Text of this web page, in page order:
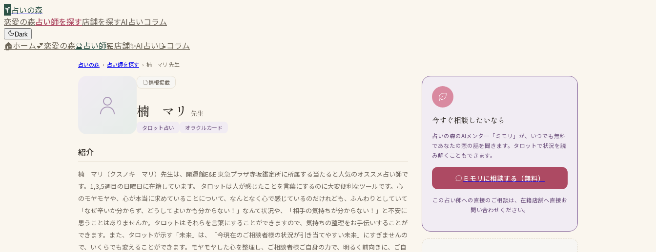
占いの森
恋愛の森占い師を探す店舗を探すAI占いコラム
Dark
🏠ホーム💕恋愛の森🔮占い師🏪店舗✨AI占い📝コラム
占いの森 › 占い師を探す › 楠 マリ 先生
情報掲載
楠 マリ 先生
タロット占い オラクルカード
紹介
楠 マリ（クスノキ マリ）先生は、開運館E&E 東急プラザ赤坂鑑定所に所属する当たると人気のオススメ占い師で
す。1,3,5週目の日曜日に在籍しています。 タロットは人が感じたことを言葉にするのに大変便利なツールです。心
のモヤモヤや、心が本当に求めていることについて、なんとなく心で感じているのだけれども、ふんわりとしていて
「なぜ辛いか分からず、どうしてよいかも分からない！」なんて状況や、「相手の気持ちが分からない！」と不安に
思うことはありませんか。タロットはそれらを言葉にすることができますので、気持ちの整理をお手伝いすることが
できます。また、タロットが示す「未来」は、「今現在のご相談者様の状況が引き当てやすい未来」にすぎませんの
で、いくらでも変えることができます。モヤモヤした心を整理し、ご相談者様ご自身の力で、明るく前向きに、ご自
今すぐ相談したいなら
占いの森のAIメンター「ミモリ」が、いつでも無料
であなたの恋の話を聞きます。タロットで状況を読
み解くこともできます。
ミモリに相談する（無料）
この占い師への直接のご相談は、在籍店舗へ直接お
問い合わせください。